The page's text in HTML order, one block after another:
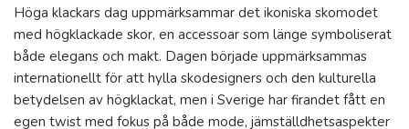
Höga klackars dag uppmärksammar det ikoniska skomodet
med högklackade skor, en accessoar som länge symboliserat
både elegans och makt. Dagen började uppmärksammas
internationellt för att hylla skodesigners och den kulturella
betydelsen av högklackat, men i Sverige har firandet fått en
egen twist med fokus på både mode, jämställdhetsaspekter